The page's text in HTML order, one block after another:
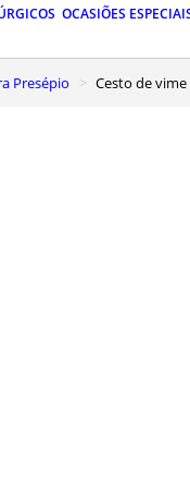
OCASIÕES
Presépio Cesto de